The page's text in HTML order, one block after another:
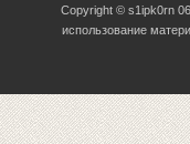
Copyright © s1ipk0rn
использование